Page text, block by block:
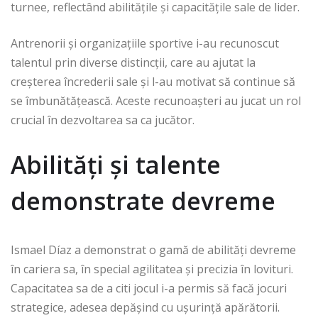
turnee, reflectând abilitățile și capacitățile sale de lider.
Antrenorii și organizațiile sportive i-au recunoscut
talentul prin diverse distincții, care au ajutat la
creșterea încrederii sale și l-au motivat să continue să
se îmbunătățească. Aceste recunoașteri au jucat un rol
crucial în dezvoltarea sa ca jucător.
Abilități și talente
demonstrate devreme
Ismael Díaz a demonstrat o gamă de abilități devreme
în cariera sa, în special agilitatea și precizia în lovituri.
Capacitatea sa de a citi jocul i-a permis să facă jocuri
strategice, adesea depășind cu ușurință apărătorii.